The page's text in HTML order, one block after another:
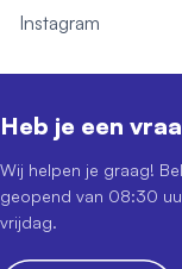
Instagram
Heb je een
Wij helpen je graag!
geopend van 08:30
vrijdag.